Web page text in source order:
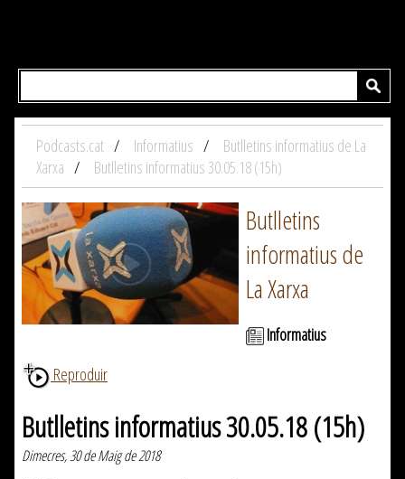
Podcasts.cat Informatius
Butlletins informatius de La
Xarxa
Butlletins informatius 30.05.18 (15h)
Butlletins
informatius de
La Xarxa
Informatius
Reproduir
Butlletins informatius 30.05.18 (15h)
Dimecres, 30 de Maig de 2018